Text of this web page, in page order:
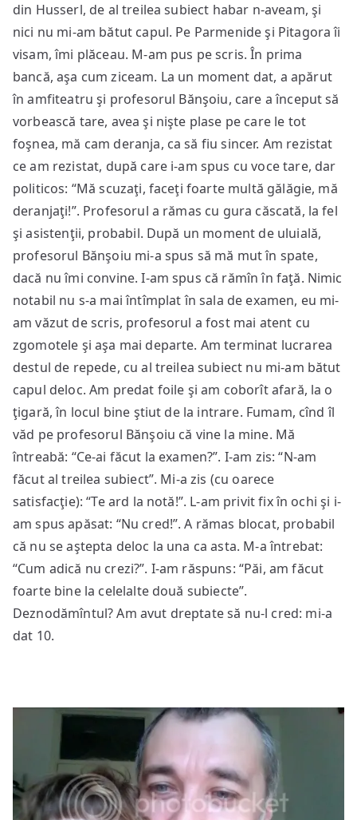
din Husserl, de al treilea subiect habar n-aveam, şi
nici nu mi-am bătut capul. Pe Parmenide şi Pitagora îi
visam, îmi plăceau. M-am pus pe scris. În prima
bancă, aşa cum ziceam. La un moment dat, a apărut
în amfiteatru şi profesorul Bănşoiu, care a început să
vorbească tare, avea şi nişte plase pe care le tot
foşnea, mă cam deranja, ca să fiu sincer. Am rezistat
ce am rezistat, după care i-am spus cu voce tare, dar
politicos: “Mă scuzaţi, faceţi foarte multă gălăgie, mă
deranjaţi!”. Profesorul a rămas cu gura căscată, la fel
şi asistenţii, probabil. După un moment de uluială,
profesorul Bănşoiu mi-a spus să mă mut în spate,
dacă nu îmi convine. I-am spus că rămîn în faţă. Nimic
notabil nu s-a mai întîmplat în sala de examen, eu mi-
am văzut de scris, profesorul a fost mai atent cu
zgomotele şi aşa mai departe. Am terminat lucrarea
destul de repede, cu al treilea subiect nu mi-am bătut
capul deloc. Am predat foile şi am coborît afară, la o
ţigară, în locul bine ştiut de la intrare. Fumam, cînd îl
văd pe profesorul Bănşoiu că vine la mine. Mă
întreabă: “Ce-ai făcut la examen?”. I-am zis: “N-am
făcut al treilea subiect”. Mi-a zis (cu oarece
satisfacţie): “Te ard la notă!”. L-am privit fix în ochi şi i-
am spus apăsat: “Nu cred!”. A rămas blocat, probabil
că nu se aştepta deloc la una ca asta. M-a întrebat:
“Cum adică nu crezi?”. I-am răspuns: “Păi, am făcut
foarte bine la celelalte două subiecte”.
Deznodămîntul? Am avut dreptate să nu-l cred: mi-a
dat 10.